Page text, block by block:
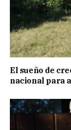
El sueño de
nacional para